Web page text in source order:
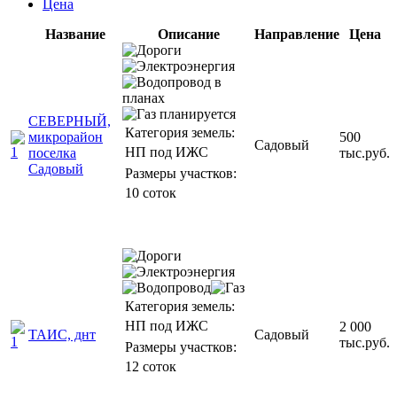
Цена
Название
Описание Направление Цена
СЕВЕРНЫЙ,
микрорайон
поселка
Садовый
Категория земель:
НП под ИЖС
Размеры участков:
10 соток
Садовый
500
тыс.руб.
ТАИС, днт
Категория земель:
НП под ИЖС
Размеры участков:
12 соток
Садовый
2 000
тыс.руб.